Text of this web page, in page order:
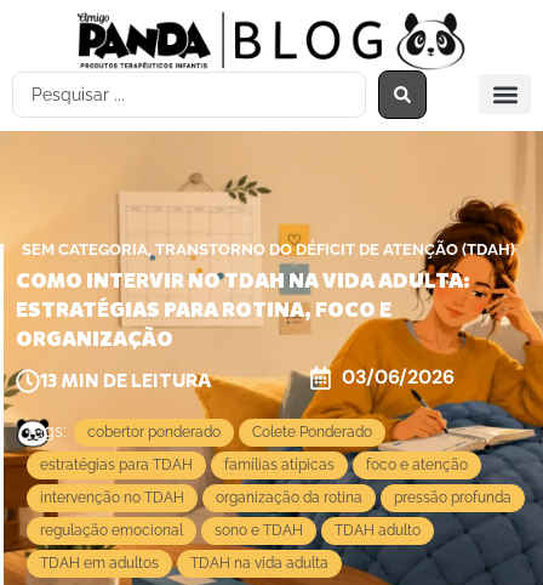
SEM CATEGORIA, TRANSTORNO DO DÉFICIT DE ATENÇÃO (TDAH)
COMO INTERVIR NO TDAH NA VIDA ADULTA:
ESTRATÉGIAS PARA ROTINA, FOCO E
ORGANIZAÇÃO
13MIN DE LEITURA 03/06/2026
Tags: cobertor ponderado
Colete Ponderado
estratégias para TDAH
famílias atípicas
foco e atenção
intervenção no TDAH
organização da rotina
pressão profunda
regulação emocional
sono e TDAH
TDAH adulto
TDAH em adultos
TDAH na vida adulta